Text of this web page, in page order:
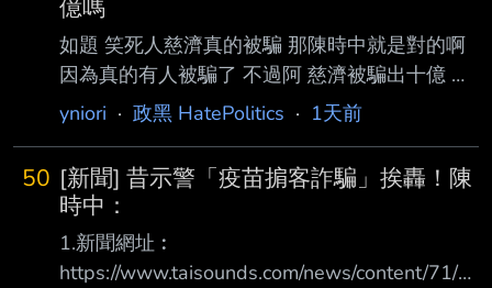
億嗎
如題 笑死人慈濟真的被騙 那陳時中就是對的啊
因為真的有人被騙了 不過阿 慈濟被騙出十億 帳
面應該要寫吧 慈濟有帳吧 沒顯示嗎 還是說不用
就好笑了 慈濟啊慈濟 誰做假帳呢 --
yniori · 政黑 HatePolitics · 1天前
50 [新聞] 昔示警「疫苗掮客詐騙」挨轟！陳
時中：
1.新聞網址︰
https://www.taisounds.com/news/content/71/2